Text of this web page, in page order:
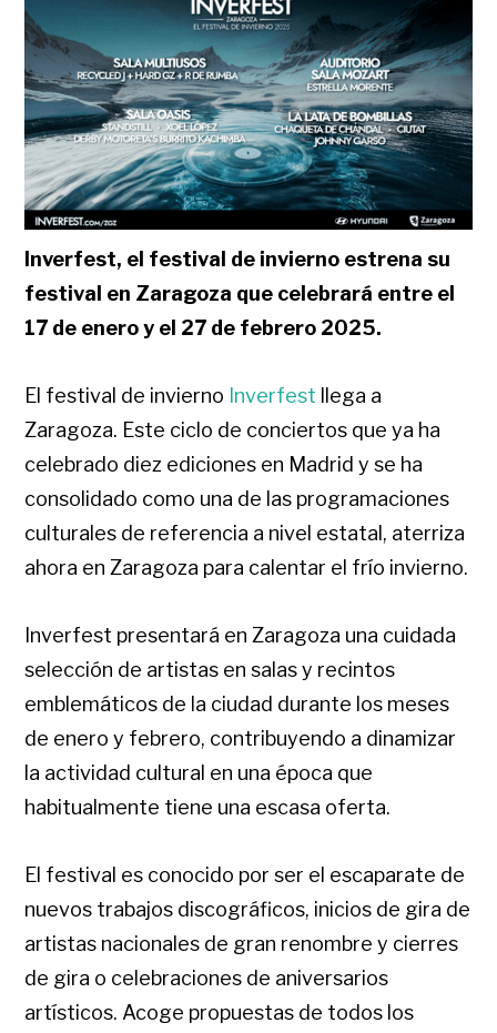
Inverfest, el festival de invierno estrena su
festival en Zaragoza que celebrará entre el
17 de enero y el 27 de febrero 2025.
El festival de invierno Inverfest llega a
Zaragoza. Este ciclo de conciertos que ya ha
celebrado diez ediciones en Madrid y se ha
consolidado como una de las programaciones
culturales de referencia a nivel estatal, aterriza
ahora en Zaragoza para calentar el frío invierno.
Inverfest presentará en Zaragoza una cuidada
selección de artistas en salas y recintos
emblemáticos de la ciudad durante los meses
de enero y febrero, contribuyendo a dinamizar
la actividad cultural en una época que
habitualmente tiene una escasa oferta.
El festival es conocido por ser el escaparate de
nuevos trabajos discográficos, inicios de gira de
artistas nacionales de gran renombre y cierres
de gira o celebraciones de aniversarios
artísticos. Acoge propuestas de todos los